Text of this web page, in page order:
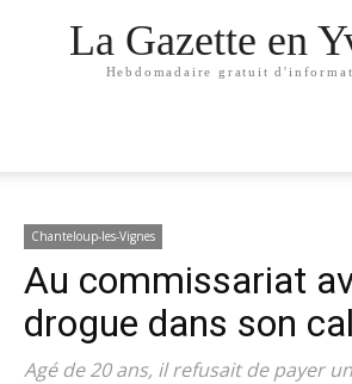
La Gazette en
Hebdomadaire gratuit
Chanteloup-les-Vignes
Au commissariat
drogue dans son
Agé de 20 ans, il refusait de payer